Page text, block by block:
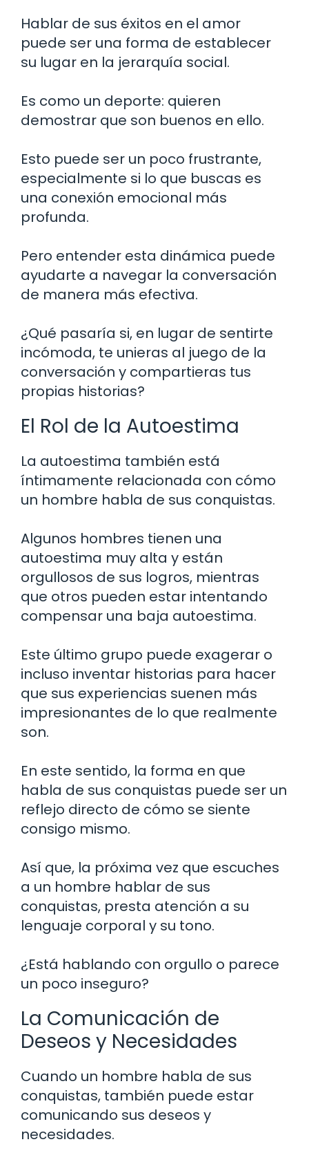
Hablar de sus éxitos en el amor
puede ser una forma de establecer
su lugar en la jerarquía social.
Es como un deporte: quieren
demostrar que son buenos en ello.
Esto puede ser un poco frustrante,
especialmente si lo que buscas es
una conexión emocional más
profunda.
Pero entender esta dinámica puede
ayudarte a navegar la conversación
de manera más efectiva.
¿Qué pasaría si, en lugar de sentirte
incómoda, te unieras al juego de la
conversación y compartieras tus
propias historias?
El Rol de la Autoestima
La autoestima también está
íntimamente relacionada con cómo
un hombre habla de sus conquistas.
Algunos hombres tienen una
autoestima muy alta y están
orgullosos de sus logros, mientras
que otros pueden estar intentando
compensar una baja autoestima.
Este último grupo puede exagerar o
incluso inventar historias para hacer
que sus experiencias suenen más
impresionantes de lo que realmente
son.
En este sentido, la forma en que
habla de sus conquistas puede ser un
reflejo directo de cómo se siente
consigo mismo.
Así que, la próxima vez que escuches
a un hombre hablar de sus
conquistas, presta atención a su
lenguaje corporal y su tono.
¿Está hablando con orgullo o parece
un poco inseguro?
La Comunicación de
Deseos y Necesidades
Cuando un hombre habla de sus
conquistas, también puede estar
comunicando sus deseos y
necesidades.